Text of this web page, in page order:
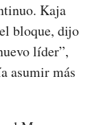
Kaja
bloque, dijo
líder”,
asumir más